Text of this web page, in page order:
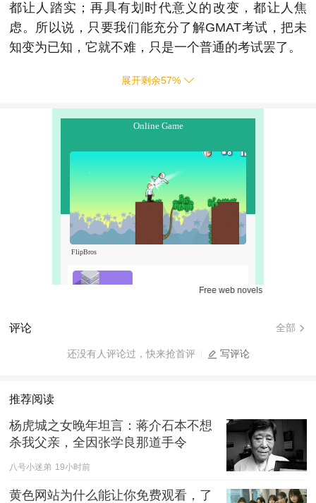
都让人踏实；再具有划时代意义的改变，都让人焦
虑。所以说，只要我们能充分了解GMAT考试，把未
知变为已知，它就不难，只是一个普通的考试罢了。
展开剩余57%
Free web novels for online reading.
评论 全部
还没有人评论过，快来抢首评 写评论
推荐阅读
杨虎城之女晚年坦言：蒋介石本不想
杀我父亲，全因张学良那道手令
八号小迷弟 19小时前
黄色网站为什么能让你免费观看，了